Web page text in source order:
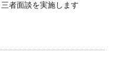
三者面談を実施します